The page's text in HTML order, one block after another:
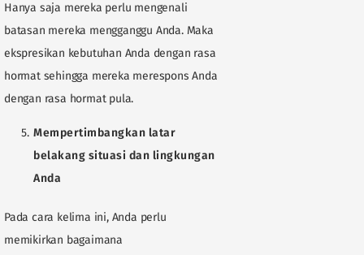
Hanya saja mereka perlu mengenali
batasan mereka mengganggu Anda. Maka
ekspresikan kebutuhan Anda dengan rasa
hormat sehingga mereka merespons Anda
dengan rasa hormat pula.
Mempertimbangkan latar
belakang situasi dan lingkungan
Anda
Pada cara kelima ini, Anda perlu
memikirkan bagaimana